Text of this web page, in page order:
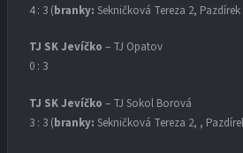
4 : 3 (branky: Sekničková Tereza 2,
TJ SK Jevíčko – TJ Opatov
0 : 3
TJ SK Jevíčko – TJ Sokol Borová
3 : 3 (branky: Sekničková Tereza 2, ,